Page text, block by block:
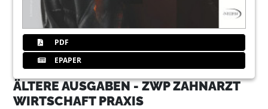
PDF
EPAPER
ÄLTERE AUSGABEN - ZWP ZAHNARZT
WIRTSCHAFT PRAXIS